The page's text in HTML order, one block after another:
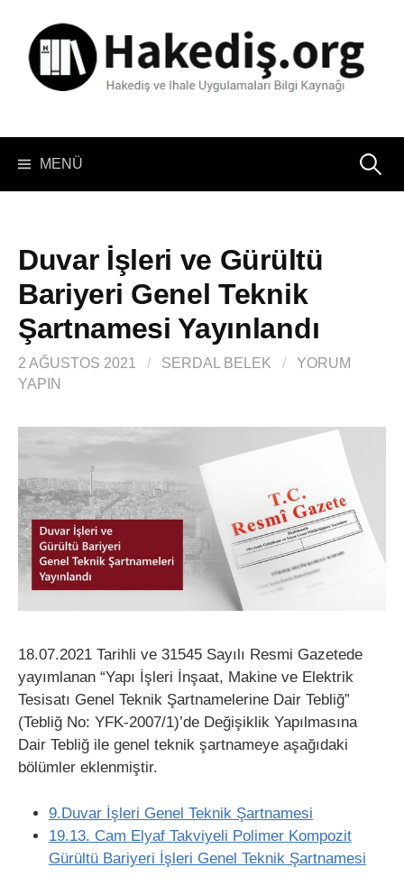
MENÜ Arama:
Duvar İşleri ve Gürültü
Bariyeri Genel Teknik
Şartnamesi Yayınlandı
2 AĞUSTOS 2021 / SERDAL BELEK /
YORUM
YAPIN
18.07.2021 Tarihli ve 31545 Sayılı Resmi Gazetede
yayımlanan “Yapı İşleri İnşaat, Makine ve Elektrik
Tesisatı Genel Teknik Şartnamelerine Dair Tebliğ”
(Tebliğ No: YFK-2007/1)’de Değişiklik Yapılmasına
Dair Tebliğ ile genel teknik şartnameye aşağıdaki
bölümler eklenmiştir.
9.Duvar İşleri Genel Teknik Şartnamesi
19.13. Cam Elyaf Takviyeli Polimer Kompozit
Gürültü Bariyeri İşleri Genel Teknik Şartnamesi